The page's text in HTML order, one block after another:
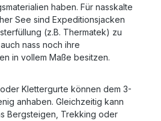
haben. Für nasskalte
See sind Expeditionsjacken
(z.B. Thermatek) zu
nass noch ihre
in vollem Maße besitzen.
Klettergurte können dem 3-
anhaben. Gleichzeitig kann
Bergsteigen, Trekking oder